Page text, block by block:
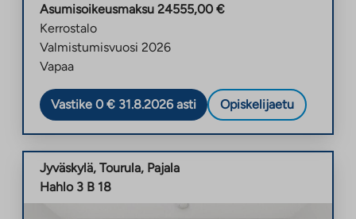
Asumisoikeusmaksu 24555,00 €
Kerrostalo
Valmistumisvuosi 2026
Vapaa
Vastike 0 € 31.8.2026 asti Opiskelijaetu
Jyväskylä, Tourula, Pajala
Hahlo 3 B 18